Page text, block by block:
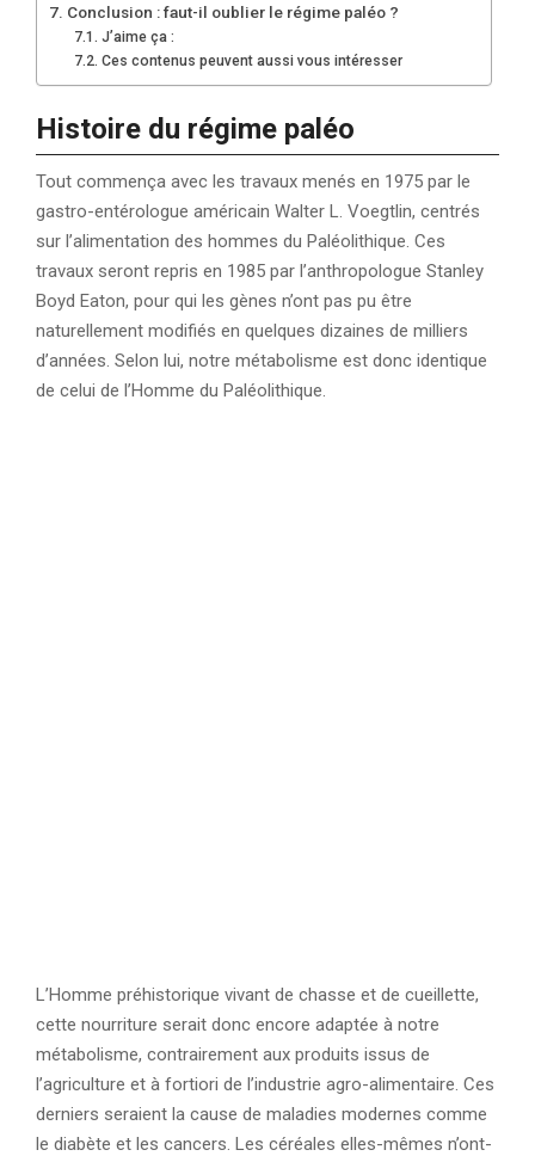
Conclusion : faut-il oublier le régime paléo ?
J’aime ça :
Ces contenus peuvent aussi vous intéresser
Histoire du régime paléo
Tout commença avec les travaux menés en 1975 par le
gastro-entérologue américain Walter L. Voegtlin, centrés
sur l’alimentation des hommes du Paléolithique. Ces
travaux seront repris en 1985 par l’anthropologue Stanley
Boyd Eaton, pour qui les gènes n’ont pas pu être
naturellement modifiés en quelques dizaines de milliers
d’années. Selon lui, notre métabolisme est donc identique
de celui de l’Homme du Paléolithique.
L’Homme préhistorique vivant de chasse et de cueillette,
cette nourriture serait donc encore adaptée à notre
métabolisme, contrairement aux produits issus de
l’agriculture et à fortiori de l’industrie agro-alimentaire. Ces
derniers seraient la cause de maladies modernes comme
le diabète et les cancers. Les céréales elles-mêmes n’ont-